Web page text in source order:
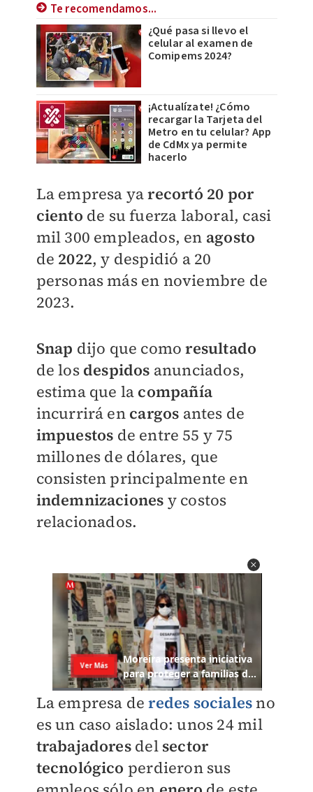
Te recomendamos...
¿Qué pasa si llevo el
celular al examen de
Comipems 2024?
¡Actualízate! ¿Cómo
recargar la Tarjeta del
Metro en tu celular? App
de CdMx ya permite
hacerlo
La empresa yarecortó 20 por
ciento de su fuerza laboral, casi
mil 300 empleados, en agosto
de 2022, y despidió a 20
personas más en noviembre de
2023.
Snap dijo que comoresultado
de los despidos anunciados,
estima que la compañía
incurrirá en cargos antes de
impuestos de entre 55 y 75
millones de dólares, que
consisten principalmente en
indemnizaciones y costos
relacionados.
La empresa deredes socialesno
es un caso aislado: unos 24 mil
trabajadores del sector
tecnológico perdieron sus